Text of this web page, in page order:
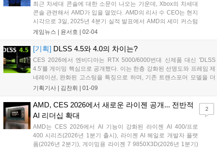
최근 차세대 콘솔에 대한 소문이 나오는 가운데, Xbox의 차세대
콘솔 관련해서 AMD가 입을 열었다. AMD의 리사 수 CEO는 현지
시각으로 3일, 2025년 4분기 실적 발표에서 AMD의 세미 커스텀
SoC(System on Chip, CPU와 GPU, 메모리 등을 칩 하나에 통합
준...
게임뉴스 | 윤서호 02-04
[기획] DLSS 4.5와 4.0의 차이는?
CES 2026에서 엔비디아는 RTX 5000/6000번대 신제품 대신 'DLSS
4.5'를 게이밍 핵심으로 공개했다. 이는 한층 강화된 선명도와 프레임 제
네레이션, 완화된 고스팅을 특징으로 하며, 기존 트랜스포머 모델을 더
욱 강화한 버전이다. DLSS 4.5는 한국 시간 1월 13일에 정식 출시될 예
기획기사 | 김찬휘 01-09
AMD, CES 2026에서 새로운 라이젠 공개... 전반적
AI 리더십 확대
AMD는 CES 2026에서 AI 기능이 강화된 라이젠 AI 400/프로
400 시리즈(2026년 1분기 출시), 라이젠 AI 헤일로 개발자 플랫
폼(2026년 2분기), 게이밍용 라이젠 7 9850X3D(2026년 1분기)
2